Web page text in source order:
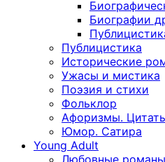
Биографии
Публицистика
Исторические
Ужасы и мистика
Поэзия и стихи
Фольклор
Афоризмы.
Юмор. Сатира
Young Adult
Любовные романы